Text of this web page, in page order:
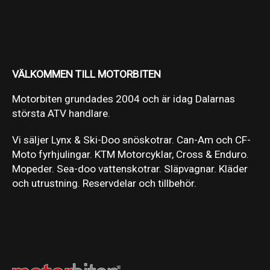
VÄLKOMMEN TILL MOTORBITEN
Motorbiten grundades 2004 och är idag Dalarnas
största ATV handlare.
Vi säljer Lynx & Ski-Doo snöskotrar. Can-Am och CF-
Moto fyrhjulingar. KTM Motorcyklar, Cross & Enduro.
Mopeder. Sea-doo vattenskotrar. Släpvagnar. Kläder
och utrustning. Reservdelar och tillbehör.